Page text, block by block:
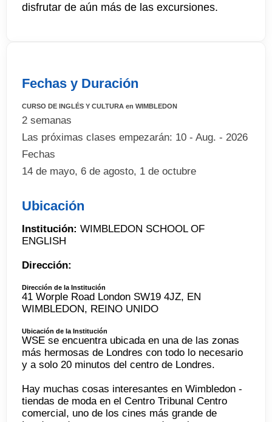
disfrutar de aún más de las excursiones.
Fechas y Duración
CURSO DE INGLÉS Y CULTURA en WIMBLEDON
2 semanas
Las próximas clases empezarán: 10 - Aug. - 2026
Fechas
14 de mayo, 6 de agosto, 1 de octubre
Ubicación
Institución: WIMBLEDON SCHOOL OF
ENGLISH
Dirección:
Dirección de la Institución
41 Worple Road London SW19 4JZ, EN
WIMBLEDON, REINO UNIDO
Ubicación de la Institución
WSE se encuentra ubicada en una de las zonas
más hermosas de Londres con todo lo necesario
y a solo 20 minutos del centro de Londres.
Hay muchas cosas interesantes en Wimbledon -
tiendas de moda en el Centro Tribunal Centro
comercial, uno de los cines más grande de